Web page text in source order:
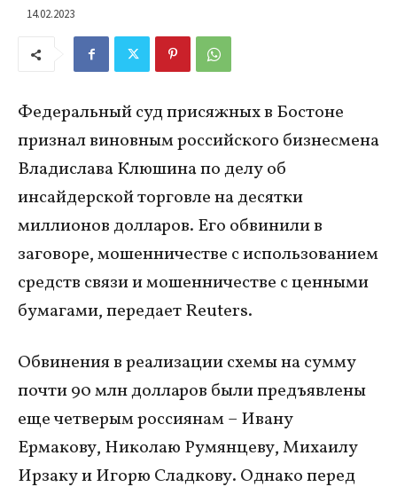
14.02.2023
Федеральный суд присяжных в Бостоне
признал виновным российского бизнесмена
Владислава Клюшина по делу об
инсайдерской торговле на десятки
миллионов долларов. Его обвинили в
заговоре, мошенничестве с использованием
средств связи и мошенничестве с ценными
бумагами, передает Reuters.
Обвинения в реализации схемы на сумму
почти 90 млн долларов были предъявлены
еще четверым россиянам – Ивану
Ермакову, Николаю Румянцеву, Михаилу
Ирзаку и Игорю Сладкову. Однако перед